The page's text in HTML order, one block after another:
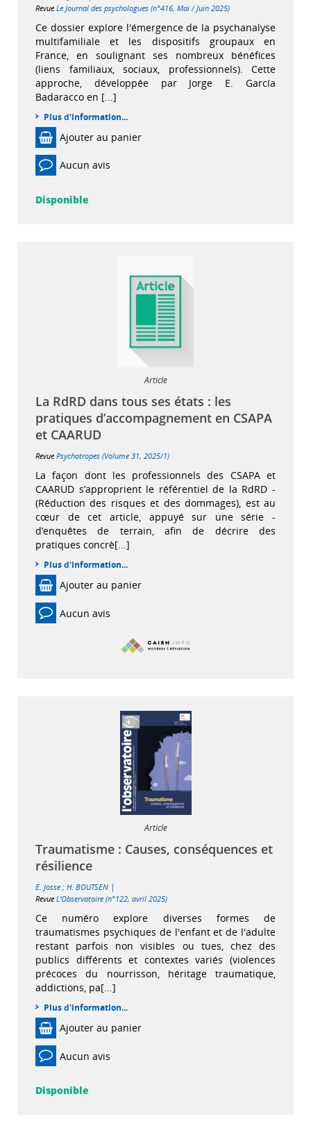
Revue Le Journal des psychologues (n°416, Mai / Juin 2025)
Ce dossier explore l'émergence de la psychanalyse
multifamiliale et les dispositifs groupaux en
France, en soulignant ses nombreux bénéfices
(liens familiaux, sociaux, professionnels). Cette
approche, développée par Jorge E. García
Badaracco en [...]
Plus d'information...
Ajouter au panier
Aucun avis
Disponible
Article
La RdRD dans tous ses états : les
pratiques ­­d’accompagnement en CSAPA
et CAARUD
Revue Psychotropes (Volume 31, 2025/1)
La façon dont les professionnels des CSAPA et
CAARUD s’approprient le référentiel de la RdRD ­
(Réduction des risques et des dommages), est au
cœur de cet article, appuyé sur une série ­­
d’enquêtes de terrain, afin de décrire des
pratiques concrè[...]
Plus d'information...
Ajouter au panier
Aucun avis
Article
Traumatisme : Causes, conséquences et
résilience
E. Josse ; H. BOUTSEN |
Revue L'Observatoire (n°122, avril 2025)
Ce numéro explore diverses formes de
traumatismes psychiques de l'enfant et de l'adulte
restant parfois non visibles ou tues, chez des
publics différents et contextes variés (violences
précoces du nourrisson, héritage traumatique,
addictions, pa[...]
Plus d'information...
Ajouter au panier
Aucun avis
Disponible